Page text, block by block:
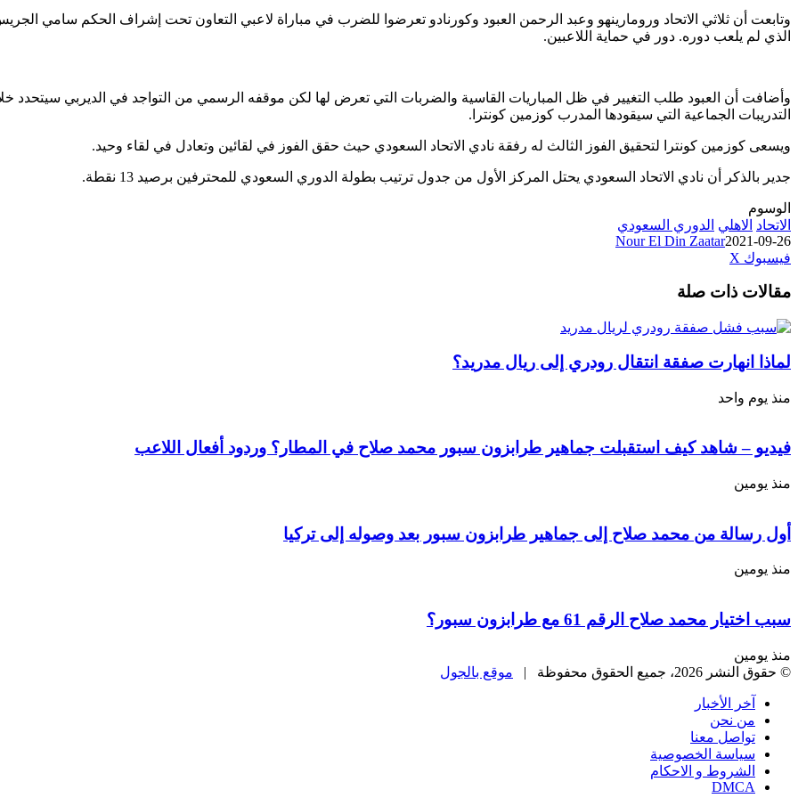
وتابعت أن ثلاثي الاتحاد ورومارينهو وعبد الرحمن العبود وكورنادو تعرضوا للضرب في مباراة لاعبي التعاون تحت إشراف الحكم سامي
الذي لم يلعب دوره. دور في حماية اللاعبين.
وأضافت أن العبود طلب التغيير في ظل المباريات القاسية والضربات التي تعرض لها لكن موقفه الرسمي من التواجد في الديربي سيتحدد
التدريبات الجماعية التي سيقودها المدرب كوزمين كونترا.
ويسعى كوزمين كونترا لتحقيق الفوز الثالث له رفقة نادي الاتحاد السعودي حيث حقق الفوز في لقائين وتعادل في لقاء وحيد.
جدير بالذكر أن نادي الاتحاد السعودي يحتل المركز الأول من جدول ترتيب بطولة الدوري السعودي للمحترفين برصيد 13 نقطة.
الوسوم
الاتحاد الاهلي الدوري السعودي
Nour El Din Zaatar2021-09-26
فيسبوك ‫X
البريد
مقالات ذات صلة
لماذا انهارت صفقة انتقال رودري إلى ريال مدريد؟
منذ يوم واحد
فيديو – شاهد كيف استقبلت جماهير طرابزون سبور محمد صلاح في المطار؟ وردود أفعال اللاعب
منذ يومين
أول رسالة من محمد صلاح إلى جماهير طرابزون سبور بعد وصوله إلى تركيا
منذ يومين
سبب اختيار محمد صلاح الرقم 61 مع طرابزون سبور؟
منذ يومين
© حقوق النشر 2026، جميع الحقوق محفوظة |
موقع بالجول
آخر الأخبار
من نحن
تواصل معنا
سياسة الخصوصية
الشروط و الاحكام
DMCA